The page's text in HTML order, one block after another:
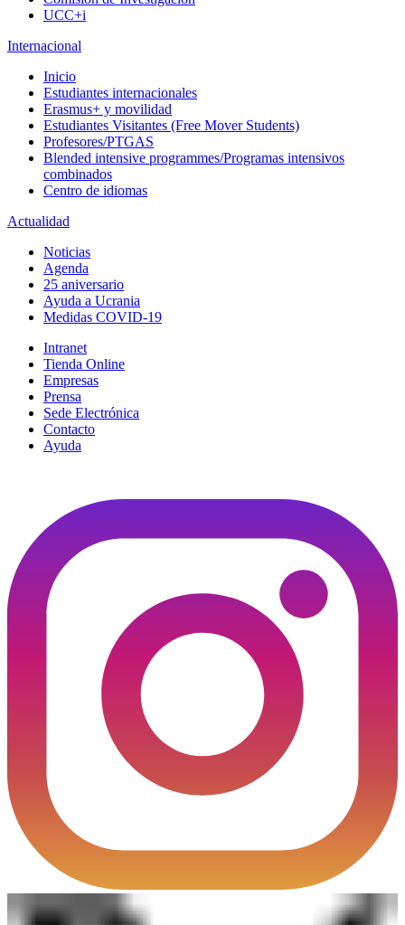
UCC+i
Internacional
Inicio
Estudiantes internacionales
Erasmus+ y movilidad
Estudiantes Visitantes (Free Mover Students)
Profesores/PTGAS
Blended intensive programmes/Programas intensivos
combinados
Centro de idiomas
Actualidad
Noticias
Agenda
25 aniversario
Ayuda a Ucrania
Medidas COVID-19
Intranet
Tienda Online
Empresas
Prensa
Sede Electrónica
Contacto
Ayuda